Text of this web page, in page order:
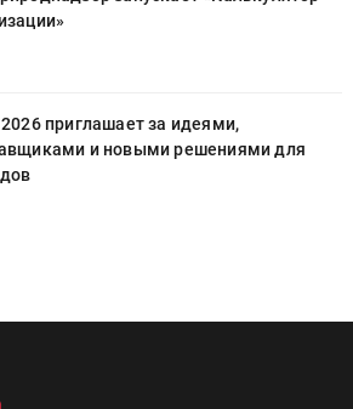
2026 приглашает за идеями,
и новыми решениями для